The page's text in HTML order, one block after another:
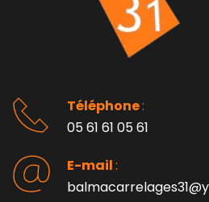
Téléphone :
05 61 61 05 61
E-mail :